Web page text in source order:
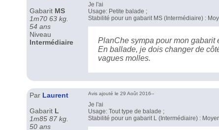
Gabarit MS
1m70 63 kg.
54 ans
Niveau
Intermédiaire
Je l'ai
Usage: Petite balade ;
Stabilité pour un gabarit MS (Intermédiaire) :
PlanChe sympa pour mon gabarit
En ballade, je dois changer de
vagues molles.
Par Laurent
Gabarit L
1m85 87 kg.
50 ans
Avis ajouté le 29 Août 2016--
Je l'ai
Usage: Tout type de balade ;
Stabilité pour un gabarit L (Intermédiaire) :